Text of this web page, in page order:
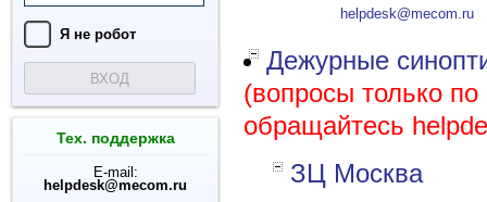
Я нe рoбoт
ВХОД
Тех. поддержка
E-mail:
helpdesk@mecom.ru
helpdesk@mecom.ru
Дежурные
(вопросы только
обращайтесь
ЗЦ Москва